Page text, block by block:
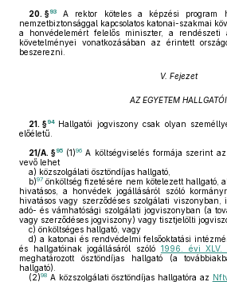
20. §93
A rektor köteles a képzési program
nemzetbiztonsággal kapcsolatos katonai-szakmai
a honvédelemért felelős miniszter, a rendészeti
követelményei vonatkozásában az érintett
beszerezni.
V. Fejezet
AZ EGYETEM HALLGATÓI
21. §94 Hallgatói jogviszony csak olyan
előéletű.
21/A. §95 (1)96A költségviselés formája szerint
vevő lehet
a) közszolgálati ösztöndíjas hallgató,
b)97 önköltség fizetésére nem kötelezett hallgató,
hivatásos, a honvédek jogállásáról szóló
hivatásos vagy szerződéses szolgálati
adó- és vámhatósági szolgálati jogviszonyban (a
vagy szerződéses jogviszony) vagy tisztjelölti
c) önköltséges hallgató, vagy
d) a katonai és rendvédelmi felsőoktatási
és hallgatóinak jogállásáról szóló 1996. évi
meghatározott ösztöndíjas hallgató (a
hallgató).
(2)98 A közszolgálati ösztöndíjas hallgatóra az